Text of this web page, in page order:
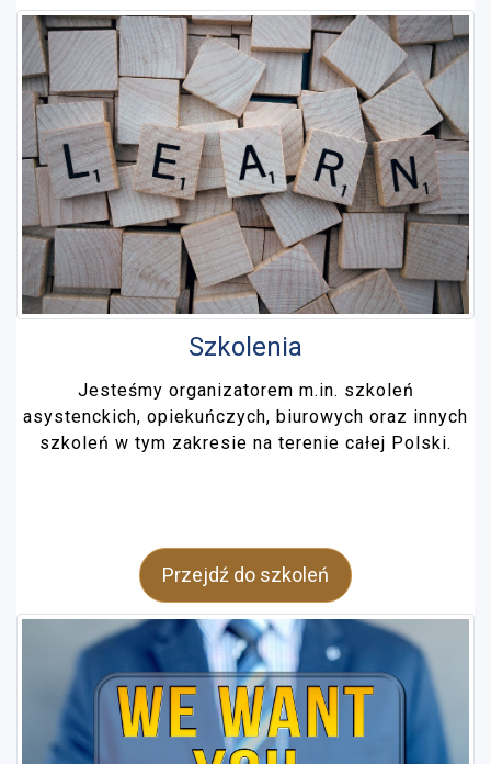
Szkolenia
Jesteśmy organizatorem m.in. szkoleń
asystenckich, opiekuńczych, biurowych oraz innych
szkoleń w tym zakresie na terenie całej Polski.
Przejdź do szkoleń